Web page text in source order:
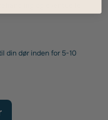
og eventuelle
din dør inden for 5-10